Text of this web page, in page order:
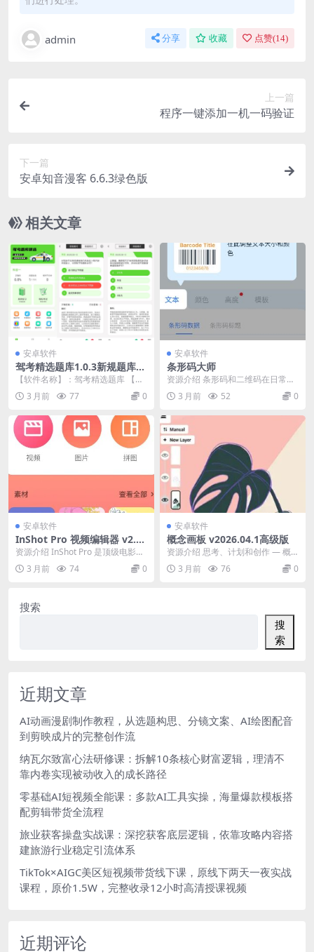
admin 分享 收藏 点赞(14)
上一篇
程序一键添加一机一码验证
下一篇
安卓知音漫客 6.6.3绿色版
相关文章
安卓软件
驾考精选题库1.0.3新规题库实
时更全真模拟稳通关
【软件名称】：驾考精选题库 【软
件版本】：1.0.3 【软件大小】：61
m 【适...
3 月前 77 0
安卓软件
条形码大师
资源介绍 条形码和二维码在日常生
活中非常常见的， 很多小伙伴也会
想要自己动手做一...
3 月前 52 0
安卓软件
InShot Pro 视频编辑器 v2.18
4.1522高级版
资源介绍 InShot Pro 是顶级电影制
作人和带有音乐的高清视频编辑
器，可帮...
3 月前 74 0
安卓软件
概念画板 v2026.04.1高级版
资源介绍 思考、计划和创作 — 概
念画板是一款灵活的矢量素描本，
在这里，您可以将...
3 月前 76 0
搜索
搜
索
近期文章
AI动画漫剧制作教程，从选题构思、分镜文案、AI绘图配音
到剪映成片的完整创作流
纳瓦尔致富心法研修课：拆解10条核心财富逻辑，理清不
靠内卷实现被动收入的成长路径
零基础AI短视频全能课：多款AI工具实操，海量爆款模板搭
配剪辑带货全流程
旅业获客操盘实战课：深挖获客底层逻辑，依靠攻略内容搭
建旅游行业稳定引流体系
TikTok×AIGC美区短视频带货线下课，原线下两天一夜实战
课程，原价1.5W，完整收录12小时高清授课视频
近期评论